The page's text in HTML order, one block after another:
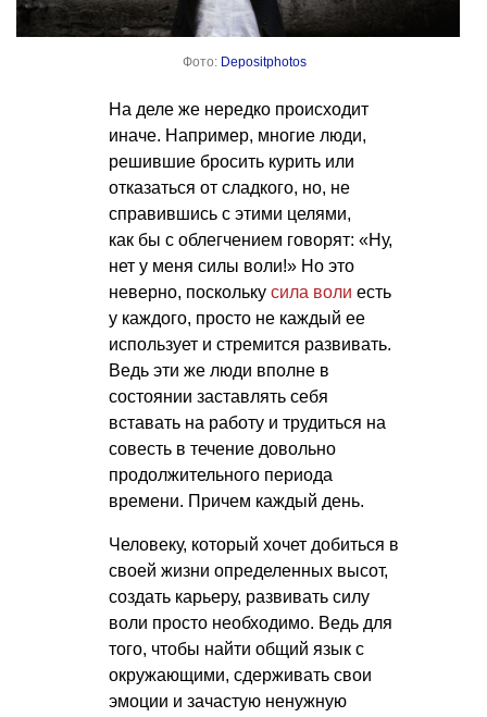
Фото: Depositphotos
На деле же нередко происходит
иначе. Например, многие люди,
решившие бросить курить или
отказаться от сладкого, но, не
справившись с этими целями,
как бы с облегчением говорят: «Ну,
нет у меня силы воли!» Но это
неверно, поскольку сила воли есть
у каждого, просто не каждый ее
использует и стремится развивать.
Ведь эти же люди вполне в
состоянии заставлять себя
вставать на работу и трудиться на
совесть в течение довольно
продолжительного периода
времени. Причем каждый день.
Человеку, который хочет добиться в
своей жизни определенных высот,
создать карьеру, развивать силу
воли просто необходимо. Ведь для
того, чтобы найти общий язык с
окружающими, сдерживать свои
эмоции и зачастую ненужную